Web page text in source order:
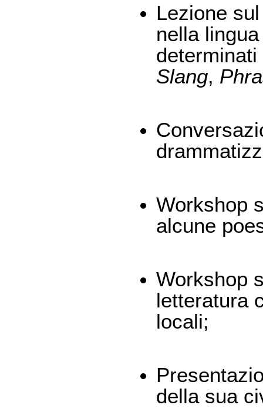
Lezione
nella
Slang,
Workshop
alcune
Workshop
letteratura
locali;
della sua